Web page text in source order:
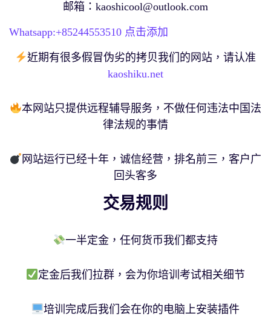
邮箱： kaoshicool@outlook.com
Whatsapp:+85244553510 点击添加
近期有很多假冒伪劣的拷贝我们的网站，请认准
kaoshiku.net
本网站只提供远程辅导服务，不做任何违法中国法
律法规的事情
网站运行已经十年，诚信经营，排名前三，客户广
回头客多
交易规则
一半定金，任何货币我们都支持
定金后我们拉群，会为你培训考试相关细节
培训完成后我们会在你的电脑上安装插件